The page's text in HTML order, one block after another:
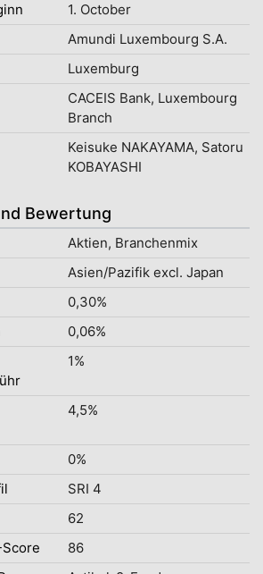
1. October
Amundi Luxembourg S.A.
Luxemburg
CACEIS Bank, Luxembourg
Branch
Keisuke NAKAYAMA, Satoru
KOBAYASHI
Bewertung
Aktien, Branchenmix
Asien/Pazifik excl. Japan
0,30%
0,06%
1%
4,5%
0%
SRI 4
62
86